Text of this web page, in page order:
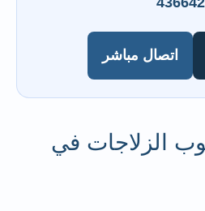
اتصال مباشر
الزلاجات في